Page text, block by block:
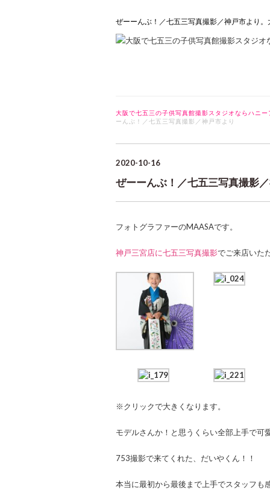
ぜーーんぶ！／七五三写真撮影／神戸市より
大阪で七五三の子供写真館撮影スタジオならハニ
ーんぶ！／七五三写真撮影／神戸市より
2020-10-16
ぜーーんぶ！／七五三写真撮影
フォトグラファーのMAASAです。
神戸三宮店に七五三写真撮影でご来店いた
※クリックで大きくなります。
モデルさんか！と思うくらい全部上手で可
753撮影で来てくれた、だいやくん！！
本当に最初から最後まで上手でスタッフも